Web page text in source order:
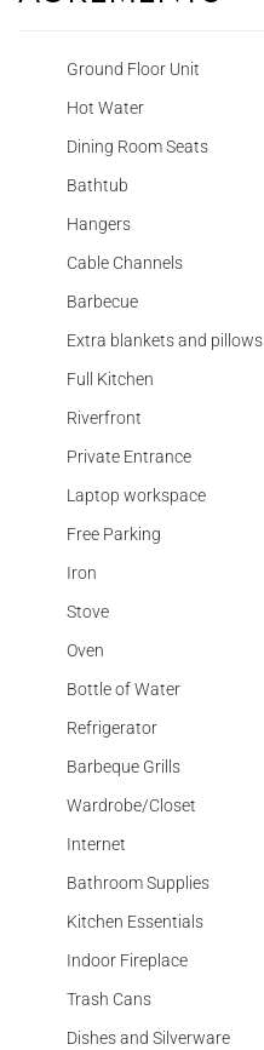
Ground Floor Unit
Hot Water
Dining Room Seats
Bathtub
Hangers
Cable Channels
Barbecue
Extra blankets and pillows
Full Kitchen
Riverfront
Private Entrance
Laptop workspace
Free Parking
Iron
Stove
Oven
Bottle of Water
Refrigerator
Barbeque Grills
Wardrobe/Closet
Internet
Bathroom Supplies
Kitchen Essentials
Indoor Fireplace
Trash Cans
Dishes and Silverware